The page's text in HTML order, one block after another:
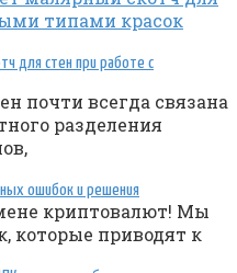
для стен при работе с
почти всегда связана
разделения
ошибок и решения
криптовалют! Мы
которые приводят к